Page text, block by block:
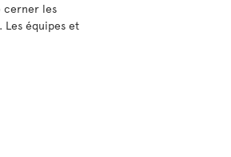
cerner les
Les équipes et